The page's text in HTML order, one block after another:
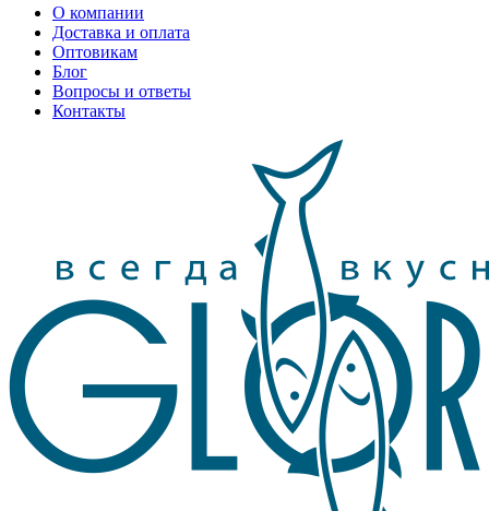
О компании
Доставка и оплата
Оптовикам
Блог
Вопросы и ответы
Контакты